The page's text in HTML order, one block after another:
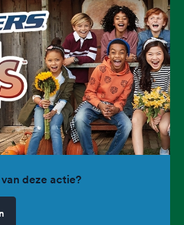
deze actie?